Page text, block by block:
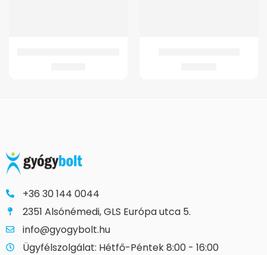
+36 30 144 0044
2351 Alsónémedi, GLS Európa utca 5.
info@gyogybolt.hu
Ügyfélszolgálat: Hétfő-Péntek 8:00 - 16:00